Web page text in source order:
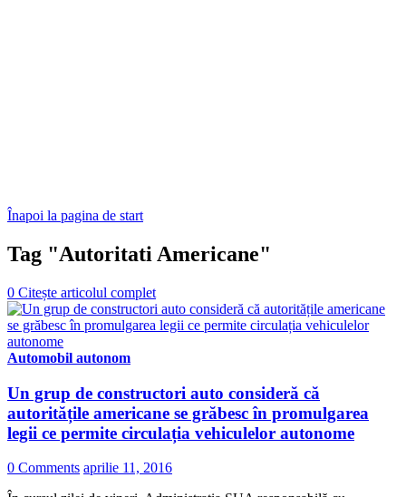
Înapoi la pagina de start
Tag "Autoritati Americane"
0 Citește articolul complet
Automobil autonom
Un grup de constructori auto consideră că
autoritățile americane se grăbesc în promulgarea
legii ce permite circulația vehiculelor autonome
0 Comments aprilie 11, 2016